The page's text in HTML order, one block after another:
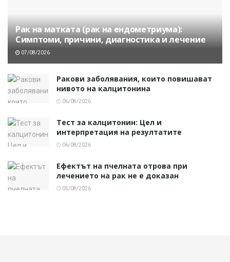
Рак на матката (рак на ендометриума):
Симптоми, причини, диагностика и лечение
07/08/2026
Ракови заболявания, които повишават
нивото на калцитонина
06/08/2026
Тест за калцитонин: Цел и
интерпретация на резултатите
06/08/2026
Ефектът на пчелната отрова при
лечението на рак не е доказан
05/08/2026